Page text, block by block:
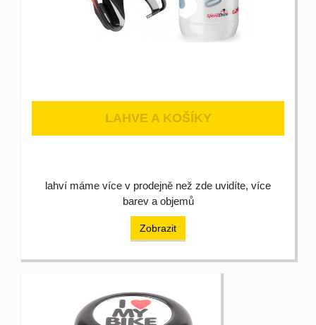
LAHVE A KOŠÍKY
lahví máme více v prodejně než zde uvidíte, více
barev a objemů
Zobrazit